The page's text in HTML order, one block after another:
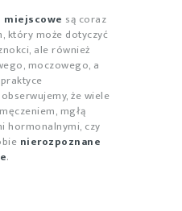
miejscowe są coraz
który może dotyczyć
ale również
moczowego, a
że wiele
mgłą
hormonalnymi, czy
nierozpoznane
.